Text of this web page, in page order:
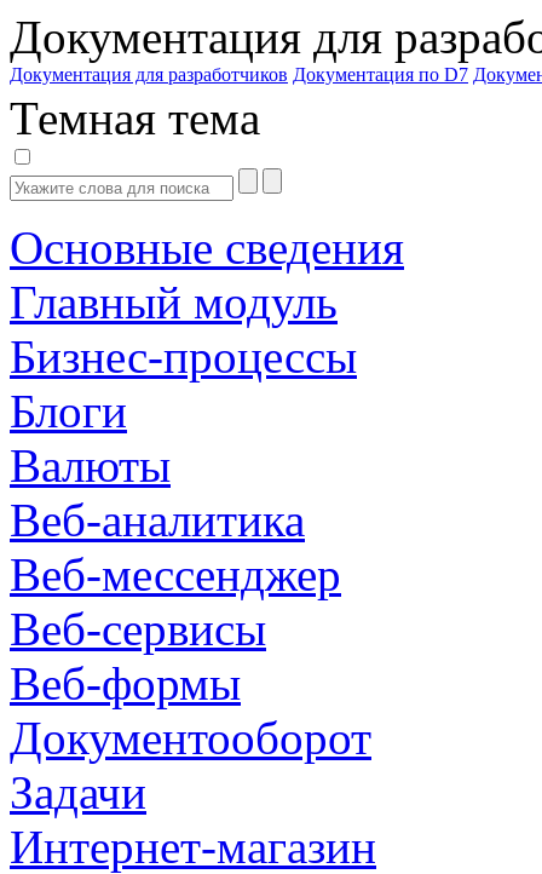
Документация для
Документация для разработчиков Документация по D7
Темная тема
Основные сведения
Главный модуль
Бизнес-процессы
Блоги
Валюты
Веб-аналитика
Веб-мессенджер
Веб-сервисы
Веб-формы
Документооборот
Задачи
Интернет-магазин